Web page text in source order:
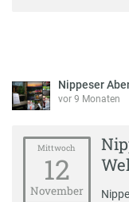
Nippeser
vor 9 Monaten
Mittwoch
12
November